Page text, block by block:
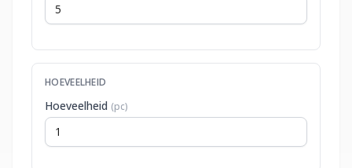
HOEVEELHEID
Hoeveelheid (pc)